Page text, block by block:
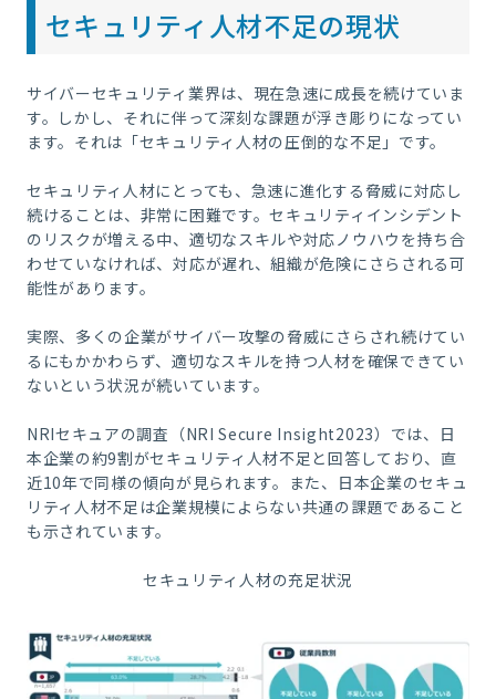
セキュリティ人材不足の現状
サイバーセキュリティ業界は、現在急速に成長を続けていま
す。しかし、それに伴って深刻な課題が浮き彫りになってい
ます。それは「セキュリティ人材の圧倒的な不足」です。
セキュリティ人材にとっても、急速に進化する脅威に対応し
続けることは、非常に困難です。セキュリティインシデント
のリスクが増える中、適切なスキルや対応ノウハウを持ち合
わせていなければ、対応が遅れ、組織が危険にさらされる可
能性があります。
実際、多くの企業がサイバー攻撃の脅威にさらされ続けてい
るにもかかわらず、適切なスキルを持つ人材を確保できてい
ないという状況が続いています。
NRIセキュアの調査（NRI Secure Insight2023）では、日
本企業の約9割がセキュリティ人材不足と回答しており、直
近10年で同様の傾向が見られます。また、日本企業のセキュ
リティ人材不足は企業規模によらない共通の課題であること
も示されています。
セキュリティ人材の充足状況